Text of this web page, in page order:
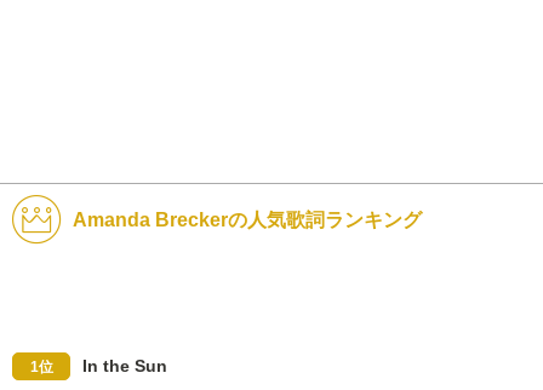
Amanda Breckerの人気歌詞ランキング
1位 In the Sun